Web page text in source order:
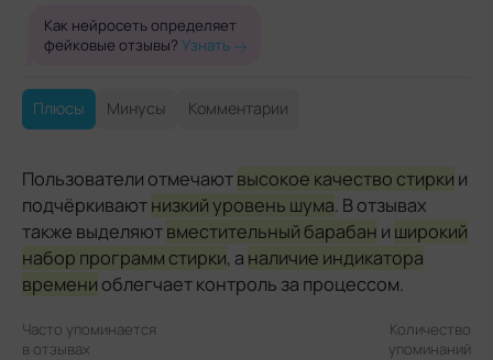
Как нейросеть определяет
фейковые отзывы? Узнать
Плюсы Минусы Комментарии
Пользователи отмечаютвысокое качество стирки и
подчёркиваютнизкий уровень шума. В отзывах
также выделяютвместительный барабан и широкий
набор программ стирки, а наличие индикатора
времени облегчает контроль за процессом.
Часто упоминается
в отзывах
Количество
упоминаний